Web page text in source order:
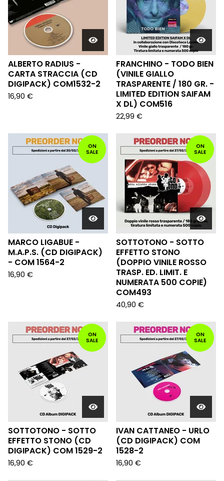
ALBERTO RADIUS -
CARTA STRACCIA (CD
DIGIPACK) COM1532-2
16,90 €
FRANCHINO - TODO BIEN
(VINILE GIALLO
TRASPARENTE / 180 GR. -
LIMITED EDITION SAIFAM
X DL) COM516
22,99 €
ON
SALE
MARCO LIGABUE -
M.A.P.S. (CD DIGIPACK)
- COM 1564-2
16,90 €
ON
SALE
SOTTOTONO - SOTTO
EFFETTO STONO
(DOPPIO VINILE ROSSO
TRASP. ED. LIMIT. E
NUMERATA 500 COPIE)
COM493
40,90 €
ON
SALE
SOTTOTONO - SOTTO
EFFETTO STONO (CD
DIGIPACK) COM 1529-2
16,90 €
ON
SALE
IVAN CATTANEO - URLO
(CD DIGIPACK) COM
1528-2
16,90 €